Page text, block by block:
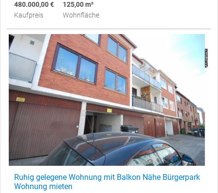
480.000,00 €
Kaufpreis
125,00 m²
Wohnfläche
Ruhig gelegene Wohnung mit Balkon Nähe Bürgerpark
Wohnung mieten